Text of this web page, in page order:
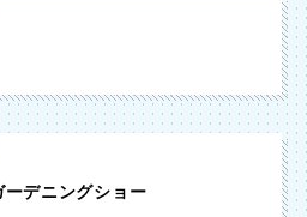
ーデニングショー